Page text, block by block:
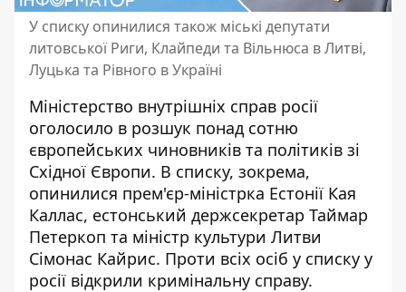
У списку опинилися також міські депутати
литовської Риги, Клайпеди та Вільнюса в Литві,
Луцька та Рівного в Україні
Міністерство внутрішніх справ росії
оголосило в розшук понад сотню
європейських чиновників та політиків зі
Східної Європи. В списку, зокрема,
опинилися прем'єр-міністрка Естонії Кая
Каллас, естонський держсекретар Таймар
Петеркоп та міністр культури Литви
Сімонас Кайрис. Проти всіх осіб у списку у
росії відкрили кримінальну справу.